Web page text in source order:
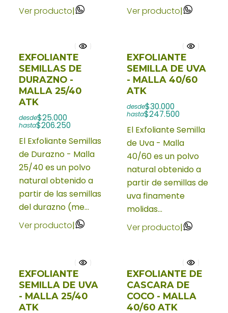
Ver producto|
Ver producto|
EXFOLIANTE
SEMILLAS DE
DURAZNO -
MALLA 25/40
ATK
desde$25.000
hasta$206.250
El Exfoliante Semillas
de Durazno - Malla
25/40 es un polvo
natural obtenido a
partir de las semillas
del durazno (me...
Ver producto|
EXFOLIANTE
SEMILLA DE UVA
- MALLA 40/60
ATK
desde$30.000
hasta$247.500
El Exfoliante Semilla
de Uva - Malla
40/60 es un polvo
natural obtenido a
partir de semillas de
uva finamente
molidas...
Ver producto|
EXFOLIANTE
SEMILLA DE UVA
- MALLA 25/40
ATK
EXFOLIANTE DE
CASCARA DE
COCO - MALLA
40/60 ATK